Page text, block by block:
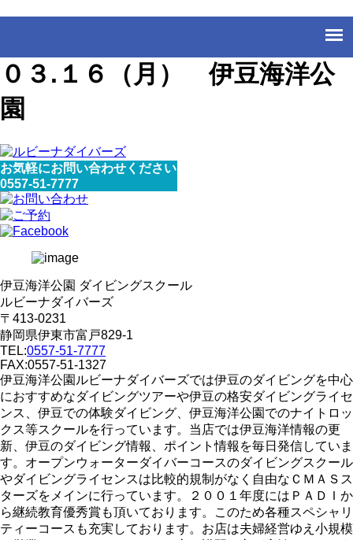
０３.１６（月） 伊豆海洋公
園
お気軽にお問い合わせください
0557-51-7777
伊豆海洋公園 ダイビングスクール
ルビーナダイバーズ
〒413-0231
静岡県伊東市富戸829-1
TEL:0557-51-7777
FAX:0557-51-1327
伊豆海洋公園ルビーナダイバーズでは伊豆のダイビングを中心
におすすめなダイビングツアーや伊豆の格安ダイビングライセ
ンス、伊豆での体験ダイビング、伊豆海洋公園でのナイトロッ
クス等スクールを行っています。当店では伊豆海洋情報の更
新、伊豆のダイビング情報、ポイント情報を毎日発信していま
す。オープンウォーターダイバーコースのダイビングスクール
やダイビングライセンスは比較的規制がなく自由なＣＭＡＳス
ターズをメインに行っています。２００１年度にはＰＡＤＩか
ら継続教育優秀賞も頂いております。このため各種スペシャリ
ティーコースも充実しております。お店は夫婦経営ゆえ小規模